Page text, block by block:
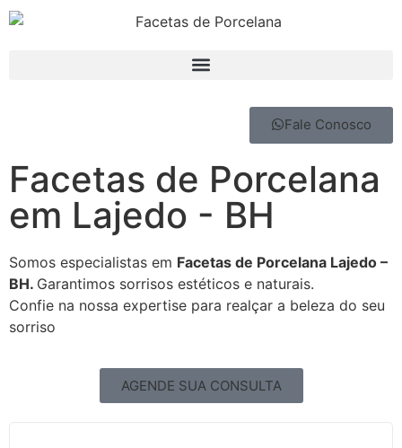
Fale Conosco
Facetas de Porcelana
em Lajedo - BH
Somos especialistas em Facetas de Porcelana Lajedo –
BH. Garantimos sorrisos estéticos e naturais.
Confie na nossa expertise para realçar a beleza do seu
sorriso
AGENDE SUA CONSULTA